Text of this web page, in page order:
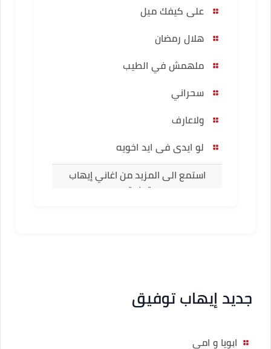
على كيفك ميل
هلال رمضان
ملهمش في الطيب
سحراني
ولاعارف
لو ايدى فى ايد اخويه
استمع الى المزيد من اغاني إيهاب
توفيق
جديد إيهاب توفيق
ابويا و امي